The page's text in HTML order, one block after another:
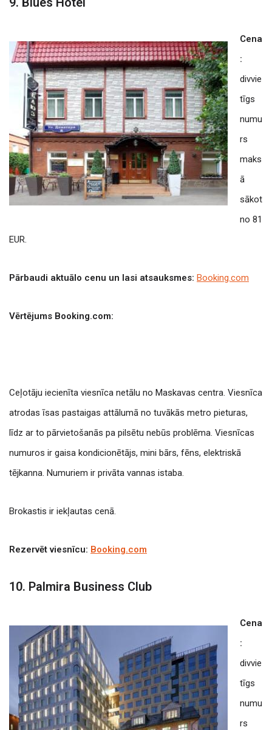
Cena
:
divvie
tīgs
numu
rs
maks
ā
sākot
no 81
EUR.
Pārbaudi aktuālo cenu un lasi atsauksmes: Booking.com
Vērtējums Booking.com:
Ceļotāju iecienīta viesnīca netālu no Maskavas centra. Viesnīca
atrodas īsas pastaigas attālumā no tuvākās metro pieturas,
līdz ar to pārvietošanās pa pilsētu nebūs problēma. Viesnīcas
numuros ir gaisa kondicionētājs, mini bārs, fēns, elektriskā
tējkanna. Numuriem ir privāta vannas istaba.
Brokastis ir iekļautas cenā.
Rezervēt viesnīcu: Booking.com
10. Palmira Business Club
Cena
:
divvie
tīgs
numu
rs